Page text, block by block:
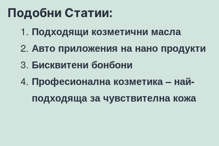
Подобни Статии:
Подходящи козметични масла
Авто приложения на нано продукти
Бисквитени бонбони
Професионална козметика – най-
подходяща за чувствителна кожа